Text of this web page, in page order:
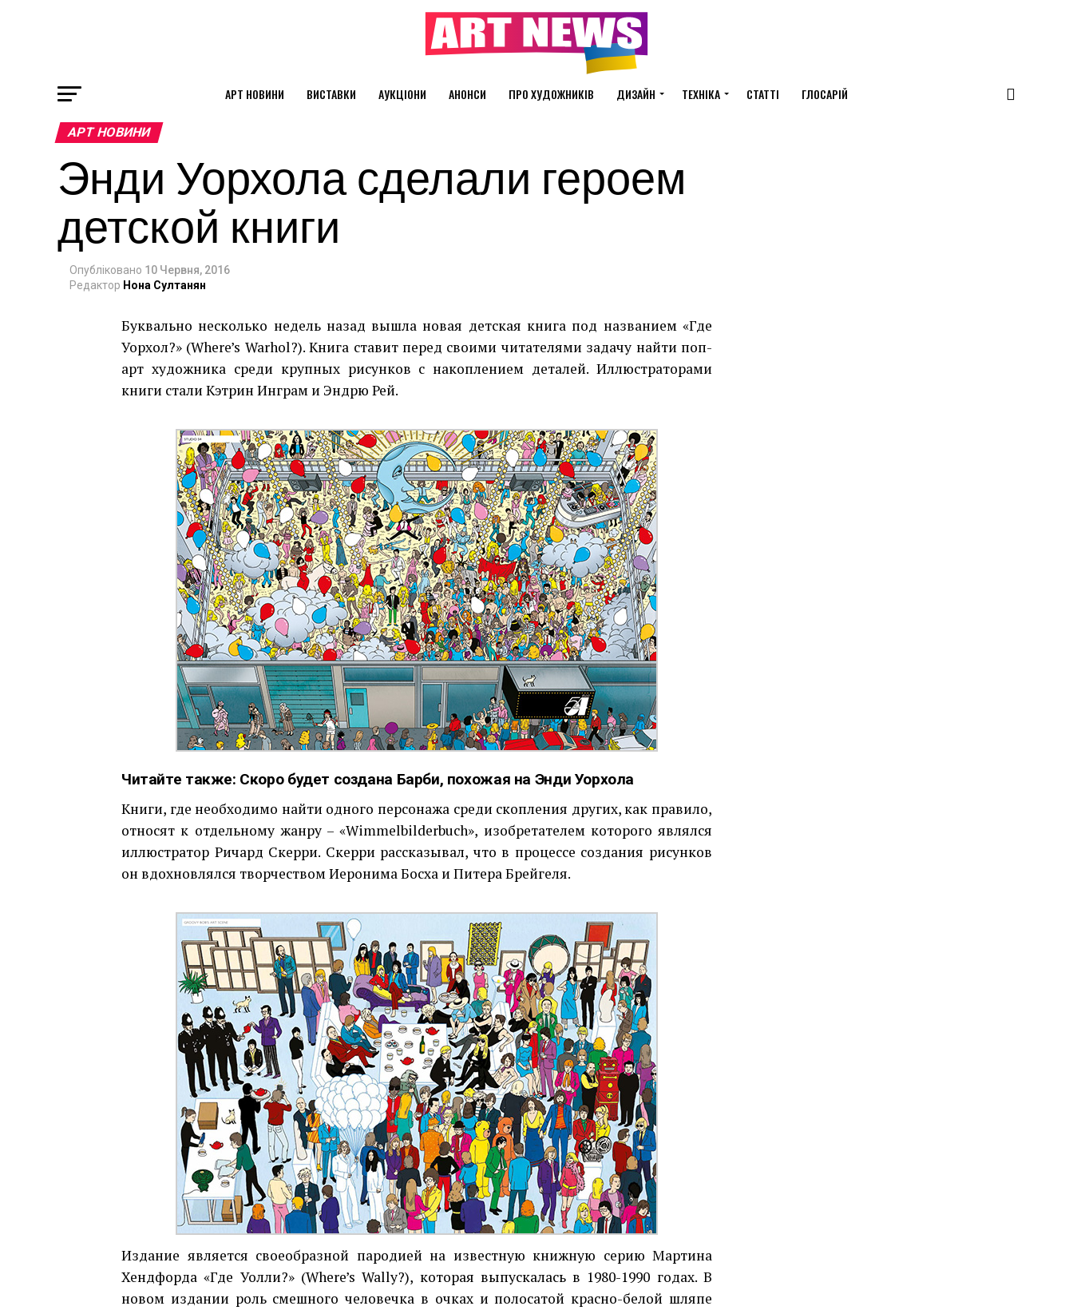
АРТ НОВИНИ ВИСТАВКИ АУКЦІОНИ АНОНСИ ПРО ХУДОЖНИКІВ ДИЗАЙН ТЕХНІКА СТАТТІ ГЛОСАРІЙ
АРТ НОВИНИ
Энди Уорхола сделали героем
детской книги
Опубліковано 10 Червня, 2016
Редактор Нона Султанян
Буквально несколько недель назад вышла новая детская книга под названием «Где
Уорхол?» (Where’s Warhol?). Книга ставит перед своими читателями задачу найти поп-
арт художника среди крупных рисунков с накоплением деталей. Иллюстраторами
книги стали Кэтрин Инграм и Эндрю Рей.
Читайте также: Скоро будет создана Барби, похожая на Энди Уорхола
Книги, где необходимо найти одного персонажа среди скопления других, как правило,
относят к отдельному жанру – «Wimmelbilderbuch», изобретателем которого являлся
иллюстратор Ричард Скерри. Скерри рассказывал, что в процессе создания рисунков
он вдохновлялся творчеством Иеронима Босха и Питера Брейгеля.
Издание является своеобразной пародией на известную книжную серию Мартина
Хендфорда «Где Уолли?» (Where’s Wally?), которая выпускалась в 1980-1990 годах. В
новом издании роль смешного человечка в очках и полосатой красно-белой шляпе